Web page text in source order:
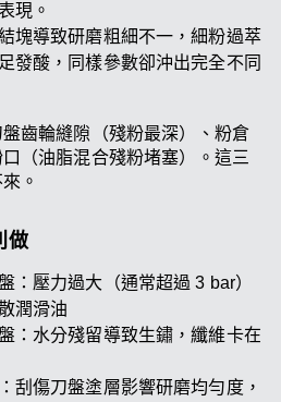
現。
塊導致研磨粗細不一，細粉過萃
發酸，同樣參數卻沖出完全不同
盤齒輪縫隙（殘粉最深）、粉倉
（油脂混合殘粉堵塞）。這三
。
做
：壓力過大（通常超過 3 bar）
潤滑油
：水分殘留導致生鏽，纖維卡在
刮傷刀盤塗層影響研磨均勻度，